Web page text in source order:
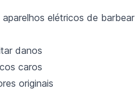
elétricos de barbear
danos
caros
originais